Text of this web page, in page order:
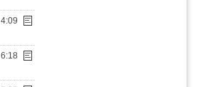
4:09
6:18